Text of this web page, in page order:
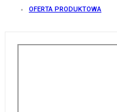
OFERTA PRODUKTOWA